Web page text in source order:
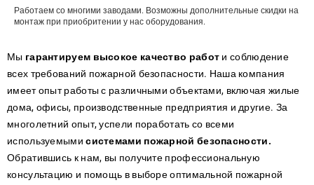
Работаем со многими заводами. Возможны дополнительные скидки на
монтаж при приобритении у нас оборудования.
Мы гарантируем высокое качество работ и соблюдение
всех требований пожарной безопасности. Наша компания
имеет опыт работы с различными объектами, включая жилые
дома, офисы, производственные предприятия и другие. За
многолетний опыт, успели поработать со всеми
используемымисистемами пожарной безопасности.
Обратившись к нам, вы получите профессиональную
консультацию и помощь в выборе оптимальной пожарной